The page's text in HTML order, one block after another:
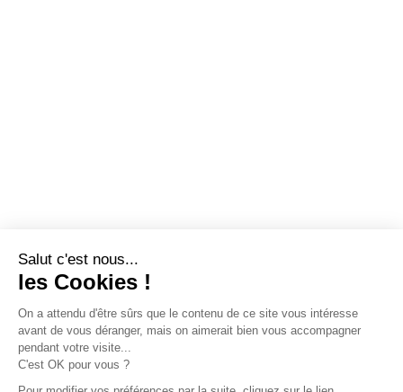
Salut c'est nous...
les Cookies !
On a attendu d'être sûrs que le contenu de ce site vous intéresse
avant de vous déranger, mais on aimerait bien vous accompagner
pendant votre visite...
C'est OK pour vous ?